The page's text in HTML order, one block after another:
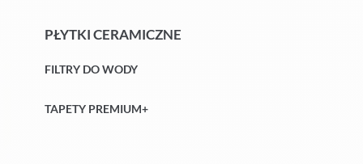
PŁYTKI CERAMICZNE
FILTRY DO WODY
TAPETY PREMIUM+